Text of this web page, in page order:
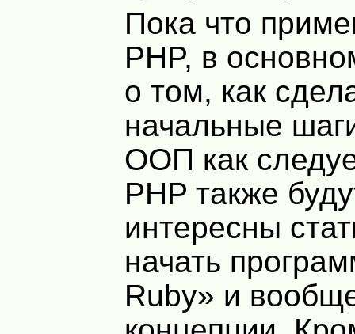
Пока что
PHP, в
о том, как
начальные
ООП как
PHP также
интересны
начать
Ruby» и